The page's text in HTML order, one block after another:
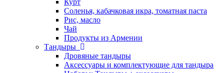
Курт
Соленья, кабачковая икра, томатная паста
Рис, масло
Чай
Продукты из Армении
Тандыры
Дровяные тандыры
Аксессуары и комплектующие для тандыра